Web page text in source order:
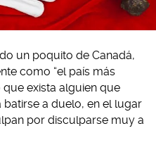
un poquito de Canadá,
como “el país más
exista alguien que
a duelo, en el lugar
por disculparse muy a